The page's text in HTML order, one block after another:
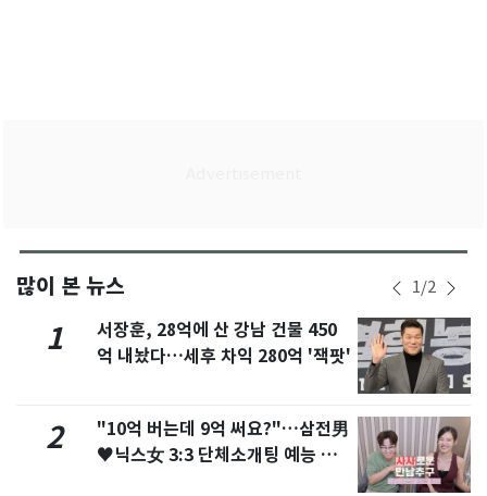
많이 본 뉴스 1/2
1
서장훈, 28억에 산 강남 건물 450
억 내놨다…세후 차익 280억 '잭팟'
2
"10억 버는데 9억 써요?"…삼전男
♥닉스女 3:3 단체소개팅 예능 화